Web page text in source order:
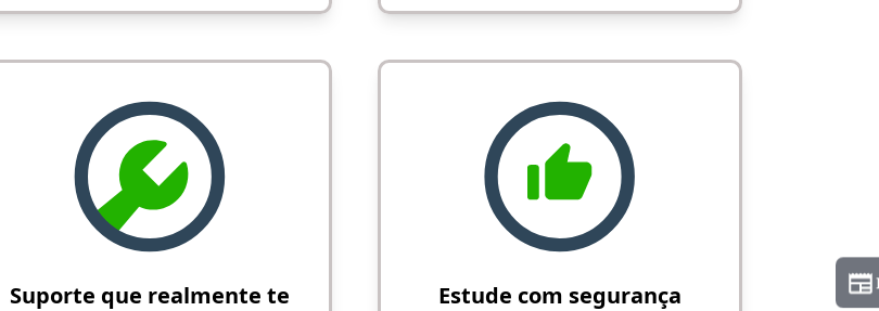
Suporte que realmente te
Estude com segurança